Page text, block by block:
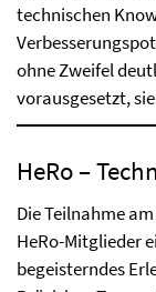
technischen
ohne Zweifel
vorausgesetzt,
HeRo –
Die Teilnahme
HeRo-Mitglieder
begeisterndes